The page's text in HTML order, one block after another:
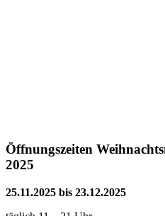
Öffnungszeiten
2025
25.11.2025 bis 23.12.2025